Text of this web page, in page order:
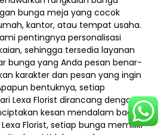
bunga meja yang cocok
kantor, atau tempat usaha.
pentingnya personalisasi
sehingga tersedia layanan
bunga yang Anda pesan benar-
karakter dan pesan yang ingin
bentuknya, setiap
Lexa Florist dirancang dengan
kesan mendalam bagi
Florist, setiap bunga memiliki